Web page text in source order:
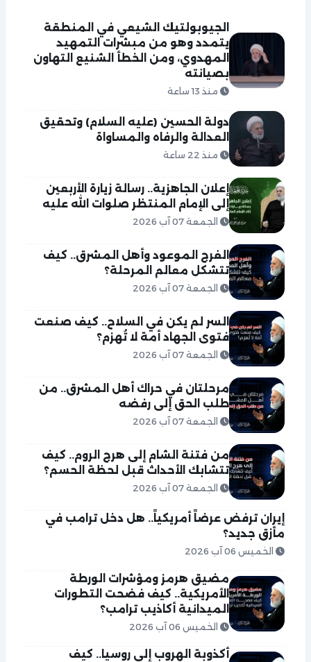
الجيوبولتيك الشيعي في المنطقة
يتمدد وهو من مبشرات التمهيد
المهدوي، ومن الخطأ الشنيع التهاون
بصيانته
منذ 13 ساعة
دولة الحسين (عليه السلام) وتحقيق
العدالة والرفاه والمساواة
منذ 22 ساعة
إعلان الجاهزية.. رسالة زيارة الأربعين
إلى الإمام المنتظر صلوات الله عليه
الجمعة 07 آب 2026
الفرج الموعود وأهل المشرق.. كيف
تتشكل معالم المرحلة؟
الجمعة 07 آب 2026
السر لم يكن في السلاح.. كيف صنعت
فتوى الجهاد أمة لا تُهزم؟
الجمعة 07 آب 2026
مرحلتان في حراك أهل المشرق.. من
طلب الحق إلى رفضه
الجمعة 07 آب 2026
من فتنة الشام إلى هرج الروم.. كيف
تتشابك الأحداث قبل لحظة الحسم؟
الجمعة 07 آب 2026
إيران ترفض عرضاً أمريكياً.. هل دخل ترامب في
مأزق جديد؟
الخميس 06 آب 2026
مضيق هرمز ومؤشرات الورطة
الأمريكية.. كيف فضحت التطورات
الميدانية أكاذيب ترامب؟
الخميس 06 آب 2026
أكذوبة الهروب إلى روسيا.. كيف